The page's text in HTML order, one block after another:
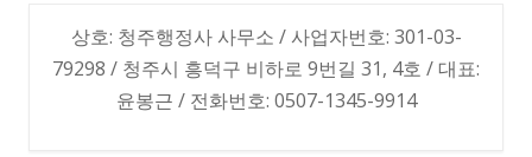
상호: 청주행정사 사무소 / 사업자번호: 301-03-
79298 / 청주시 흥덕구 비하로 9번길 31, 4호 / 대표:
윤봉근 / 전화번호: 0507-1345-9914